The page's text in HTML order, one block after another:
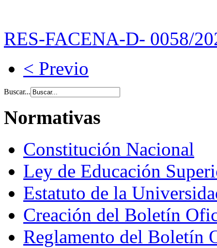
RES-FACENA-D- 0058/
< Previo
Buscar...
Normativas
Constitución Nacional
Ley de Educación
Estatuto de la
Creación del Boletín
Reglamento del Boletín